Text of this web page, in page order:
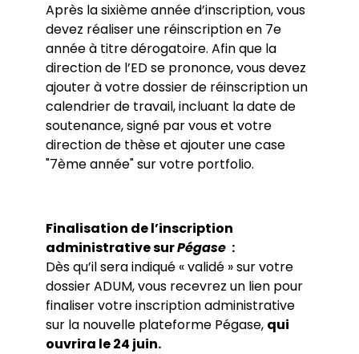
Après la sixième année d’inscription, vous
devez réaliser une réinscription en 7e
année à titre dérogatoire. Afin que la
direction de l’ED se prononce, vous devez
ajouter à votre dossier de réinscription un
calendrier de travail, incluant la date de
soutenance, signé par vous et votre
direction de thèse et ajouter une case
"7ème année" sur votre portfolio.
Finalisation de l’inscription
administrative surPégase :
Dès qu’il sera indiqué « validé » sur votre
dossier ADUM, vous recevrez un lien pour
finaliser votre inscription administrative
sur la nouvelle plateforme Pégase, qui
ouvrira le 24 juin.